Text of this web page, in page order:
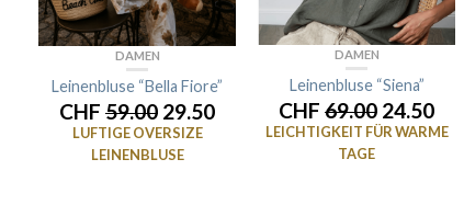
DAMEN
Leinenbluse “Bella Fiore”
CHF 59.00 29.50
LUFTIGE OVERSIZE
LEINENBLUSE
DAMEN
Leinenbluse “Siena”
CHF 69.00 24.50
LEICHTIGKEIT FÜR WARME
TAGE